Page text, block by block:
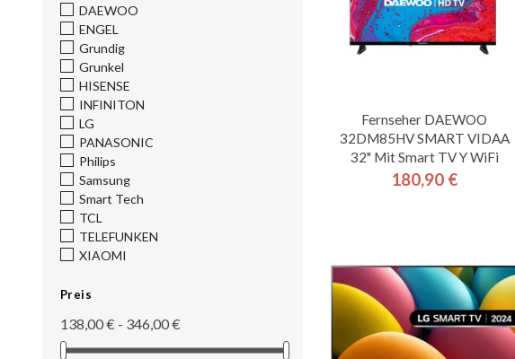
DAEWOO
ENGEL
Grundig
Grunkel
HISENSE
INFINITON
LG
PANASONIC
Philips
Samsung
Smart Tech
TCL
TELEFUNKEN
XIAOMI
Preis
138,00 € - 346,00 €
Fernseher DAEWOO
32DM85HV SMART VIDAA
32" Mit Smart TV Y WiFi
Preis
180,90 €